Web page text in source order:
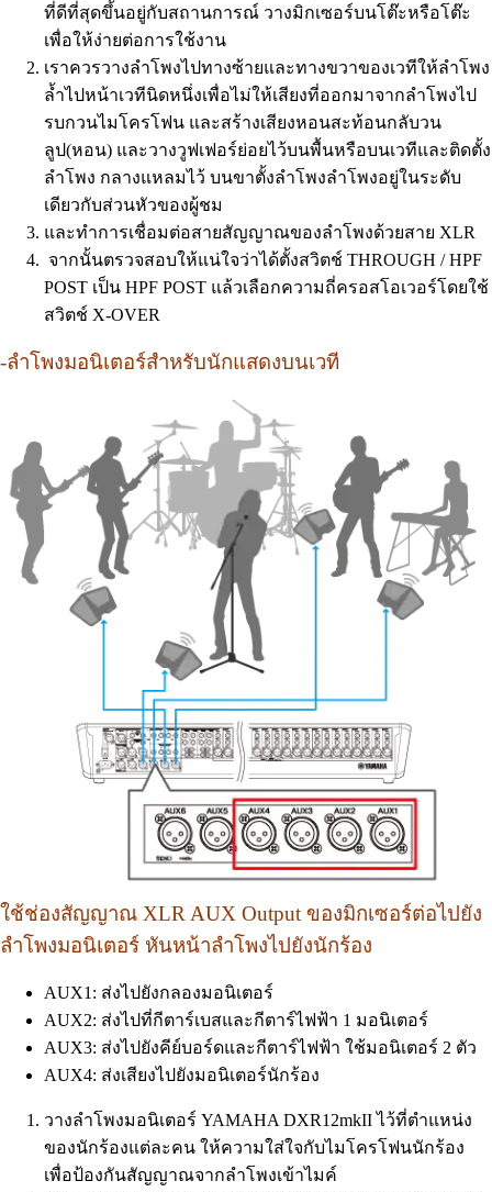
ที่ดีที่สุดขึ้นอยู่กับสถานการณ์ วางมิกเซอร์บนโต๊ะหรือโต๊ะ
เพื่อให้ง่ายต่อการใช้งาน
เราควรวางลำโพงไปทางซ้ายและทางขวาของเวทีให้ลำโพง
ล้ำไปหน้าเวทีนิดหนึ่งเพื่อไม่ให้เสียงที่ออกมาจากลำโพงไป
รบกวนไมโครโฟน และสร้างเสียงหอนสะท้อนกลับวน
ลูป(หอน) และวางวูฟเฟอร์ย่อยไว้บนพื้นหรือบนเวทีและติดตั้ง
ลำโพง กลางแหลมไว้ บนขาตั้งลำโพงลำโพงอยู่ในระดับ
เดียวกับส่วนหัวของผู้ชม
และทำการเชื่อมต่อสายสัญญาณของลำโพงด้วยสาย XLR
จากนั้นตรวจสอบให้แน่ใจว่าได้ตั้งสวิตช์ THROUGH / HPF
POST เป็น HPF POST แล้วเลือกความถี่ครอสโอเวอร์โดยใช้
สวิตช์ X-OVER
-ลำโพงมอนิเตอร์สำหรับนักแสดงบนเวที
ใช้ช่องสัญญาณ XLR AUX Output ของมิกเซอร์ต่อไปยัง
ลำโพงมอนิเตอร์ หันหน้าลำโพงไปยังนักร้อง
AUX1: ส่งไปยังกลองมอนิเตอร์
AUX2: ส่งไปที่กีตาร์เบสและกีตาร์ไฟฟ้า 1 มอนิเตอร์
AUX3: ส่งไปยังคีย์บอร์ดและกีตาร์ไฟฟ้า ใช้มอนิเตอร์ 2 ตัว
AUX4: ส่งเสียงไปยังมอนิเตอร์นักร้อง
วางลำโพงมอนิเตอร์ YAMAHA DXR12mkII ไว้ที่ตำแหน่ง
ของนักร้องแต่ละคน ให้ความใส่ใจกับไมโครโฟนนักร้อง
เพื่อป้องกันสัญญาณจากลำโพงเข้าไมค์